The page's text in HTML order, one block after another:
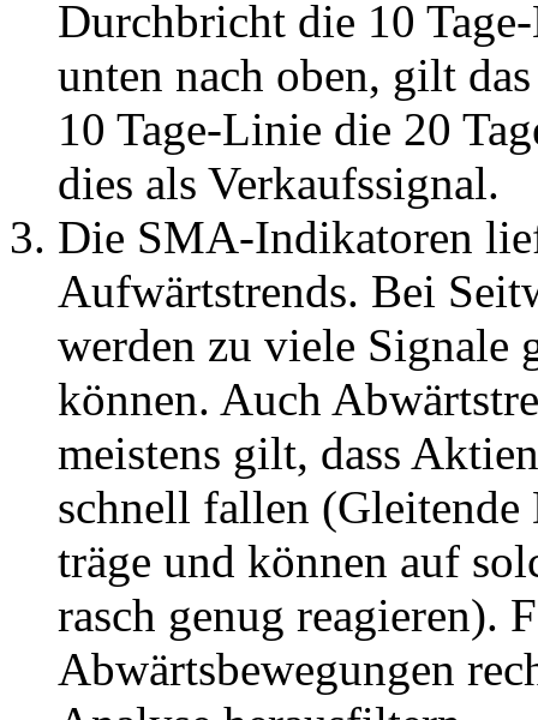
Durchbricht die 10
unten nach oben, gilt
10 Tage-Linie die 20
dies als Verkaufssignal.
Die SMA-Indikatoren
Aufwärtstrends. Bei
werden zu viele Signale
können. Auch
meistens gilt, dass
schnell fallen (Gleitende
träge und können auf
rasch genug reagieren).
Abwärtsbewegungen